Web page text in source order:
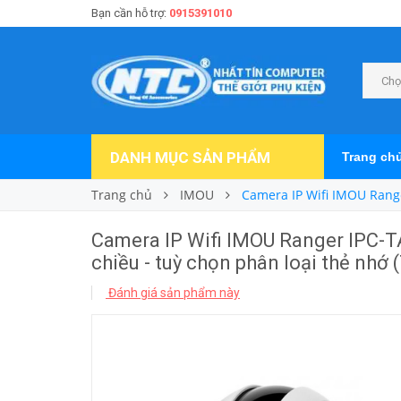
Bạn cần hỗ trợ: 0915391010
DANH MỤC SẢN PHẨM Trang
Trang chủ IMOU Camera IP Wifi IMOU
Camera IP Wifi IMOU Ranger IPC-
chiều - tuỳ chọn phân loại thẻ nhớ
Đánh giá sản phẩm này